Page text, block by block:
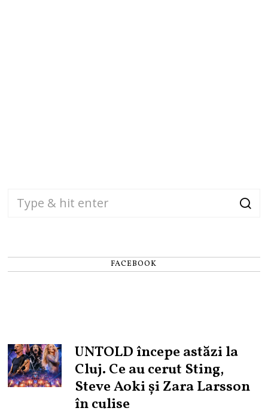
FACEBOOK
UNTOLD începe astăzi la
Cluj. Ce au cerut Sting,
Steve Aoki și Zara Larsson
în culise